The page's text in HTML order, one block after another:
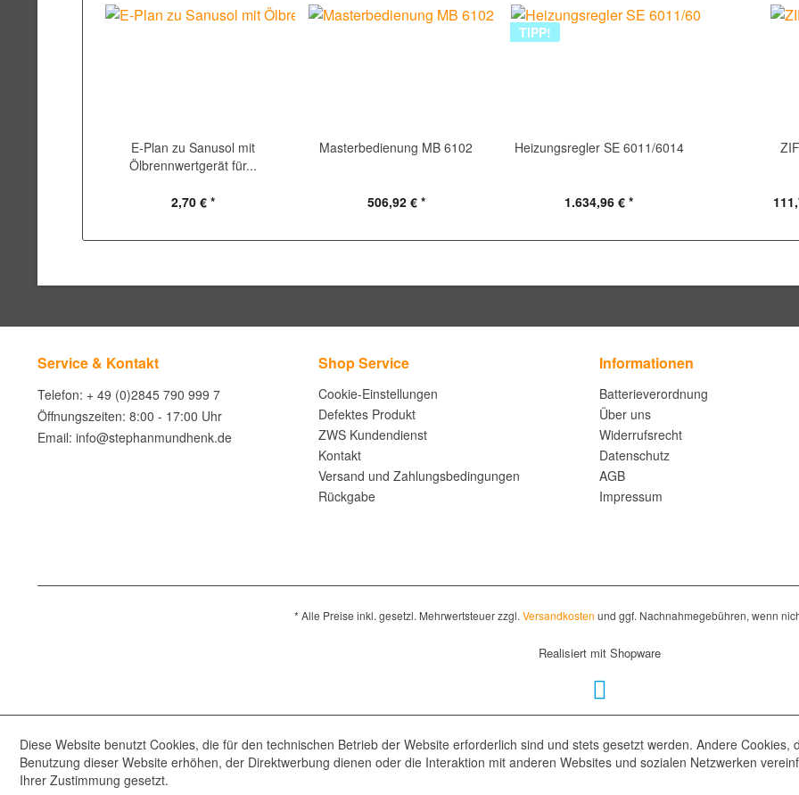
E-Plan zu Sanusol mit
Ölbrennwertgerät für...
2,70 € *
Masterbedienung MB 6102
506,92 € *
TIPP!
Heizungsregler SE 6011/6014
1.634,96 € *
Service & Kontakt
Telefon: + 49 (0)2845 790 999 7
Öffnungszeiten: 8:00 - 17:00 Uhr
Email: info@stephanmundhenk.de
Shop Service
Cookie-Einstellungen
Defektes Produkt
ZWS Kundendienst
Kontakt
Versand und Zahlungsbedingungen
Rückgabe
Informationen
Batterieverordnung
Über uns
Widerrufsrecht
Datenschutz
AGB
Impressum
* Alle Preise inkl. gesetzl. Mehrwertsteuer zzgl. Versandkosten und ggf. Nachnahmegebühren, wenn
Realisiert mit Shopware
Diese Website benutzt Cookies, die für den technischen Betrieb der Website erforderlich sind und stets gesetzt werden. Andere Cookies,
Benutzung dieser Website erhöhen, der Direktwerbung dienen oder die Interaktion mit anderen Websites und sozialen Netzwerken
Ihrer Zustimmung gesetzt.